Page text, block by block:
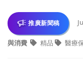
推廣新聞稿
與消費 精品 醫療